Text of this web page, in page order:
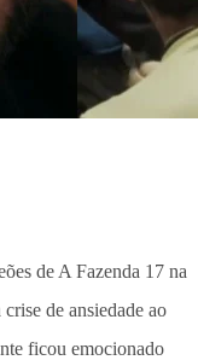
de A Fazenda 17 na
de ansiedade ao
ficou emocionado